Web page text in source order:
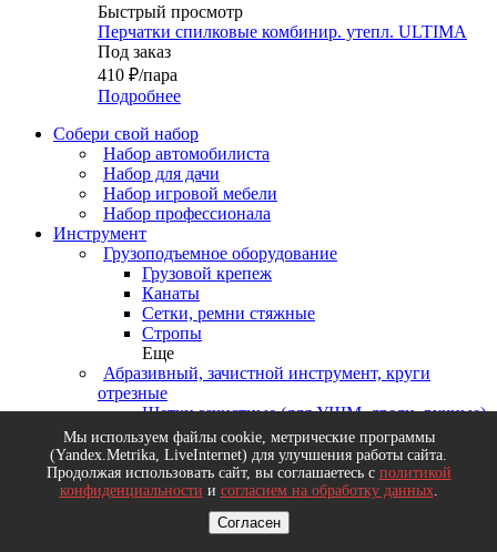
Быстрый просмотр
Перчатки спилковые комбинир. утепл. ULTIMA
Под заказ
410 ₽/пара
Подробнее
Собери свой набор
Набор автомобилиста
Набор для дачи
Набор игровой мебели
Набор профессионала
Инструмент
Грузоподъемное оборудование
Грузовой крепеж
Канаты
Сетки, ремни стяжные
Стропы
Еще
Абразивный, зачистной инструмент, круги
отрезные
Щетки зачистные (для УШМ, дрели, ручные)
Круги зачистные и лепестковые
Круги шлифовальные
Бумага наждачная, ленты, листы, сетки
шлифовальные
Деревообрабатывающий инструмент, диски
Мы используем файлы cookie, метрические программы
(Yandex.Metrika, LiveInternet) для улучшения работы сайта.
Продолжая использовать сайт, вы соглашаетесь с политикой
конфиденциальности и согласием на обработку данных.
Согласен